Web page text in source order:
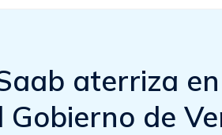
aterriza
Gobierno de